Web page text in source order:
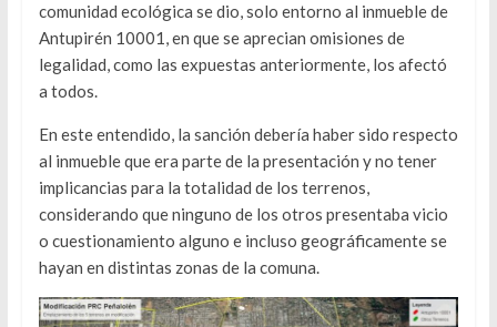
comunidad ecológica se dio, solo entorno al inmueble de
Antupirén 10001, en que se aprecian omisiones de
legalidad, como las expuestas anteriormente, los afectó
a todos.
En este entendido, la sanción debería haber sido respecto
al inmueble que era parte de la presentación y no tener
implicancias para la totalidad de los terrenos,
considerando que ninguno de los otros presentaba vicio
o cuestionamiento alguno e incluso geográficamente se
hayan en distintas zonas de la comuna.